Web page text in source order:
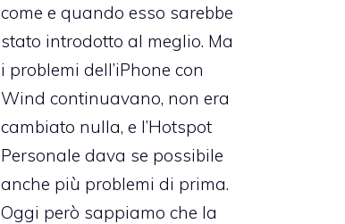
come e quando esso sarebbe
stato introdotto al meglio. Ma
i problemi dell’iPhone con
Wind continuavano, non era
cambiato nulla, e l’Hotspot
Personale dava se possibile
anche più problemi di prima.
Oggi però sappiamo che la